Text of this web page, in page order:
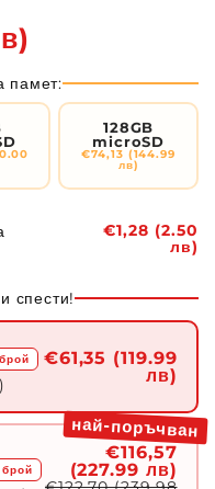
памет:
128GB
microSD
€74,13 (144.99
лв)
€1,28 (2.50
лв)
спести!
€61,35 (119.99
лв)
най-поръчван
€116,57
(227.99 лв)